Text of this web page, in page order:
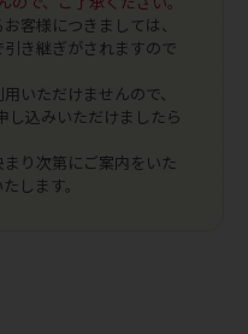
客様につきましては、
き継ぎがされますので
いただけませんので、
し込みいただけましたら
り次第にご案内をいた
します。